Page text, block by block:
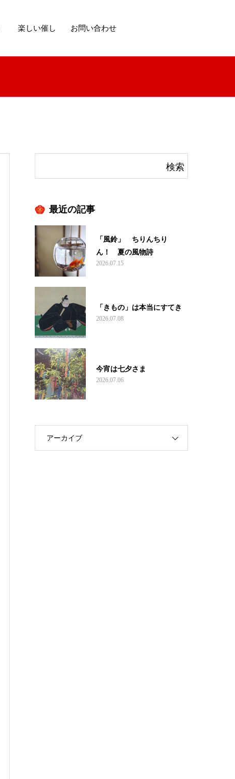
楽しい催し お問い合わせ
最近の記事
「風鈴」 ちりんちり
ん！ 夏の風物詩
2026.07.15
「きもの」は本当にすてき
2026.07.08
今宵は七夕さま
2026.07.06
アーカイブ